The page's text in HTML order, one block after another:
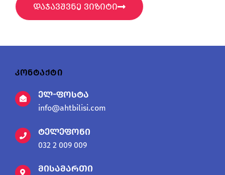
დაჯავშვნე ვიზიტი
კონტაქტი
ელ-ფოსტა
info@ahtbilisi.com
ტელეფონი
032 2 009 009
მისამართი